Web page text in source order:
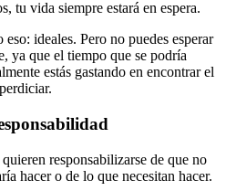
tu vida siempre estará en espera.
ideales. Pero no puedes esperar
ya que el tiempo que se podría
estás gastando en encontrar el
responsabilizarse de que no
hacer o de lo que necesitan hacer.